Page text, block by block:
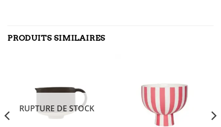
PRODUITS SIMILAIRES
RUPTURE DE STOCK